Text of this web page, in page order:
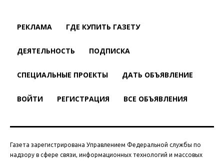
РЕКЛАМА ГДЕ КУПИТЬ ГАЗЕТУ
ДЕЯТЕЛЬНОСТЬ ПОДПИСКА
СПЕЦИАЛЬНЫЕ ПРОЕКТЫ ДАТЬ ОБЪЯВЛЕНИЕ
ВОЙТИ РЕГИСТРАЦИЯ ВСЕ ОБЪЯВЛЕНИЯ
Газета зарегистрирована Управлением Федеральной службы по
надзору в сфере связи, информационных технологий и массовых